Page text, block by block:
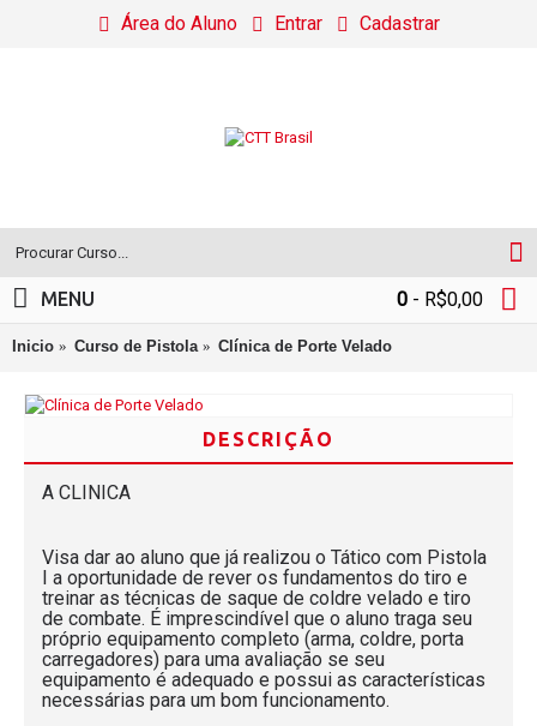
Área do Aluno Entrar Cadastrar
0 - R$0,00
MENU
Inicio Curso de Pistola Clínica de Porte Velado
DESCRIÇÃO
A CLINICA
Visa dar ao aluno que já realizou o Tático com Pistola
I a oportunidade de rever os fundamentos do tiro e
treinar as técnicas de saque de coldre velado e tiro
de combate. É imprescindível que o aluno traga seu
próprio equipamento completo (arma, coldre, porta
carregadores) para uma avaliação se seu
equipamento é adequado e possui as características
necessárias para um bom funcionamento.